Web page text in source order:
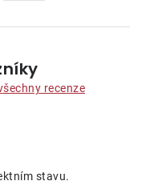
recenze
stavu.